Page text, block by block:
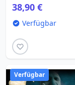
38,90 €
Verfügbar
Verfügbar